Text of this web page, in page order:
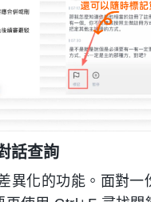
話查詢
異化的功能。面對一